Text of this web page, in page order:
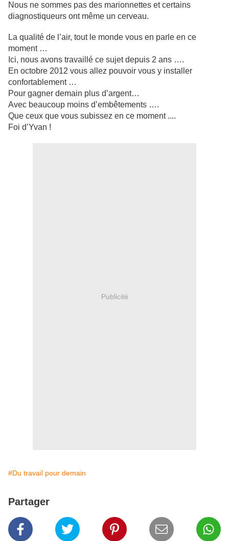
Nous ne sommes pas des marionnettes et certains
diagnostiqueurs ont même un cerveau.
La qualité de l’air, tout le monde vous en parle en ce
moment …
Ici, nous avons travaillé ce sujet depuis 2 ans ….
En octobre 2012 vous allez pouvoir vous y installer
confortablement …
Pour gagner demain plus d’argent…
Avec beaucoup moins d’embêtements ….
Que ceux que vous subissez en ce moment ....
Foi d’Yvan !
Publicité
#Du travail pour demain
Partager